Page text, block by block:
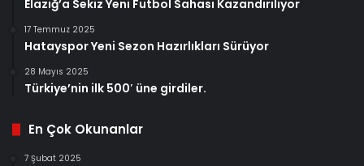
Elazığ’a Sekiz Yeni Futbol Sahası Kazandırılıyor
17 Temmuz 2025
Hatayspor Yeni Sezon Hazırlıkları Sürüyor
28 Mayıs 2025
Türkiye’nin ilk 500′ üne girdiler.
En Çok Okunanlar
7 Şubat 2025